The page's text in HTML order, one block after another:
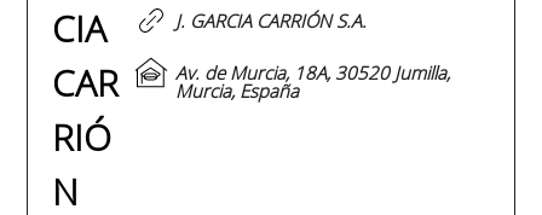
CIA
CAR
RIÓ
N
J. GARCIA CARRIÓN S.A.
Av. de Murcia, 18A, 30520 Jumilla,
Murcia, España